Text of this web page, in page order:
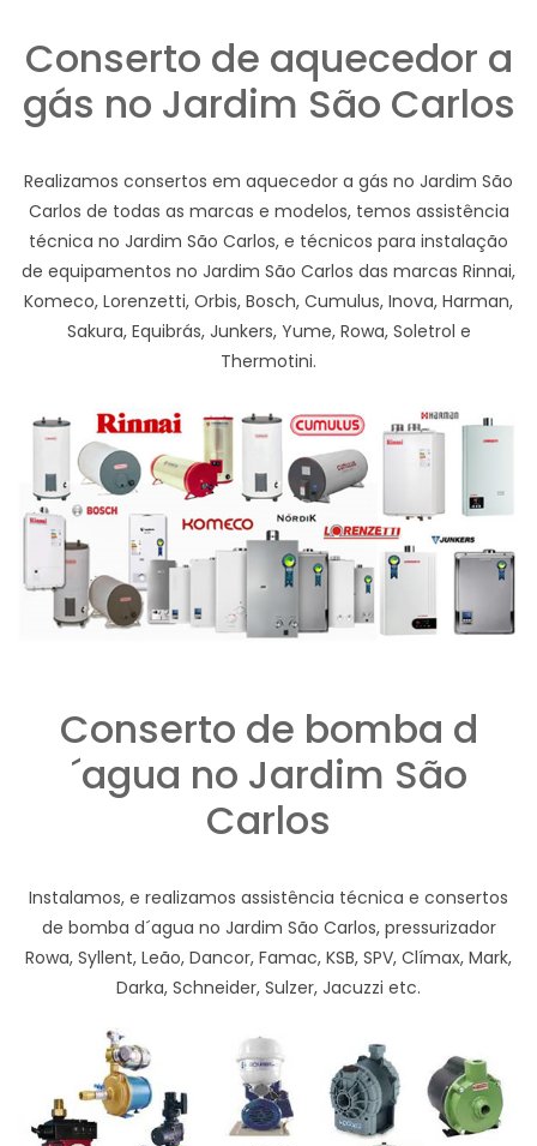
Conserto de aquecedor a
gás no Jardim São Carlos
Realizamos consertos em aquecedor a gás no Jardim São
Carlos de todas as marcas e modelos, temos assistência
técnica no Jardim São Carlos, e técnicos para instalação
de equipamentos no Jardim São Carlos das marcas Rinnai,
Komeco, Lorenzetti, Orbis, Bosch, Cumulus, Inova, Harman,
Sakura, Equibrás, Junkers, Yume, Rowa, Soletrol e
Thermotini.
Conserto de bomba d
´agua no Jardim São
Carlos
Instalamos, e realizamos assistência técnica e consertos
de bomba d´agua no Jardim São Carlos, pressurizador
Rowa, Syllent, Leão, Dancor, Famac, KSB, SPV, Clímax, Mark,
Darka, Schneider, Sulzer, Jacuzzi etc.